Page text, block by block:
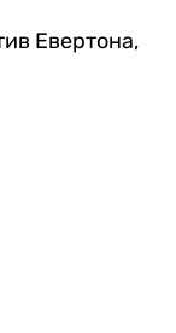
Евертона,